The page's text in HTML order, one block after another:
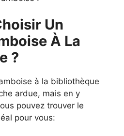
Un
À La
?
à la bibliothèque
ardue, mais en y
pouvez trouver le
pour vous: